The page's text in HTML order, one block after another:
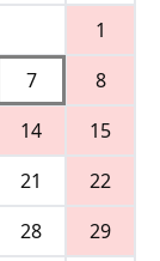
1
7
8
14
15
21
22
28
29